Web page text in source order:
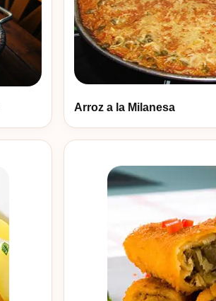
Arroz a la Milanesa